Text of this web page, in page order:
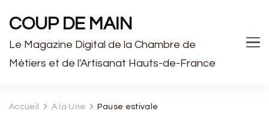
COUP DE MAIN
Le Magazine Digital de la Chambre de
Métiers et de l'Artisanat Hauts-de-France
Accueil A la Une Pause estivale